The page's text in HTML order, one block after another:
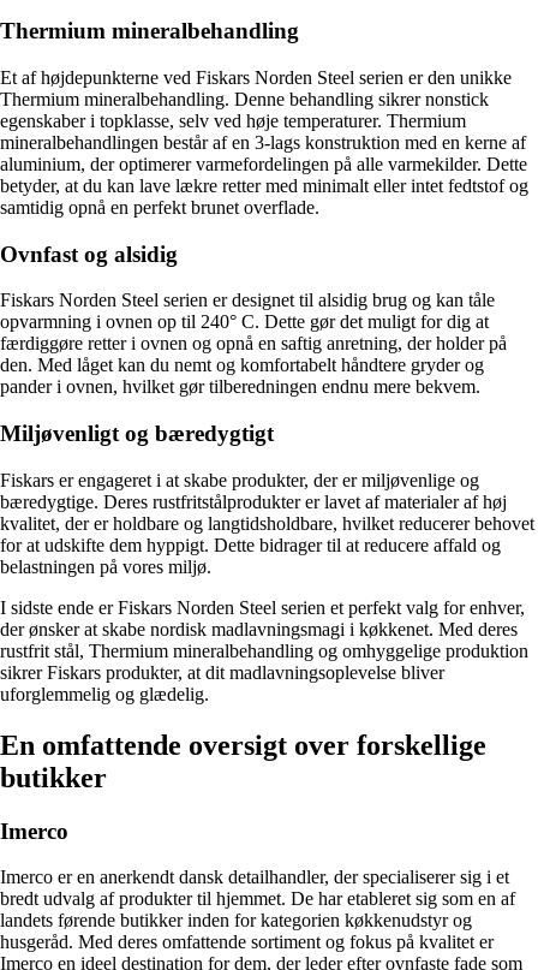
Thermium mineralbehandling
Et af højdepunkterne ved Fiskars Norden Steel serien er den unikke
Thermium mineralbehandling. Denne behandling sikrer nonstick
egenskaber i topklasse, selv ved høje temperaturer. Thermium
mineralbehandlingen består af en 3-lags konstruktion med en kerne af
aluminium, der optimerer varmefordelingen på alle varmekilder. Dette
betyder, at du kan lave lækre retter med minimalt eller intet fedtstof og
samtidig opnå en perfekt brunet overflade.
Ovnfast og alsidig
Fiskars Norden Steel serien er designet til alsidig brug og kan tåle
opvarmning i ovnen op til 240° C. Dette gør det muligt for dig at
færdiggøre retter i ovnen og opnå en saftig anretning, der holder på
den. Med låget kan du nemt og komfortabelt håndtere gryder og
pander i ovnen, hvilket gør tilberedningen endnu mere bekvem.
Miljøvenligt og bæredygtigt
Fiskars er engageret i at skabe produkter, der er miljøvenlige og
bæredygtige. Deres rustfritstålprodukter er lavet af materialer af høj
kvalitet, der er holdbare og langtidsholdbare, hvilket reducerer behovet
for at udskifte dem hyppigt. Dette bidrager til at reducere affald og
belastningen på vores miljø.
I sidste ende er Fiskars Norden Steel serien et perfekt valg for enhver,
der ønsker at skabe nordisk madlavningsmagi i køkkenet. Med deres
rustfrit stål, Thermium mineralbehandling og omhyggelige produktion
sikrer Fiskars produkter, at dit madlavningsoplevelse bliver
uforglemmelig og glædelig.
En omfattende oversigt over forskellige
butikker
Imerco
Imerco er en anerkendt dansk detailhandler, der specialiserer sig i et
bredt udvalg af produkter til hjemmet. De har etableret sig som en af
landets førende butikker inden for kategorien køkkenudstyr og
husgeråd. Med deres omfattende sortiment og fokus på kvalitet er
Imerco en ideel destination for dem, der leder efter ovnfaste fade som